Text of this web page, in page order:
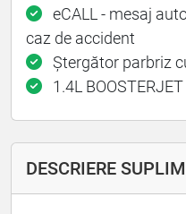
eCALL - mesaj
caz de accident
Ștergător parbriz
1.4L
DESCRIERE